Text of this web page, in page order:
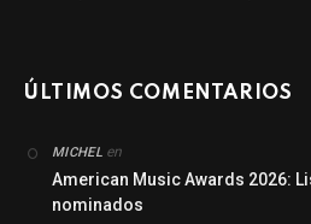
ÚLTIMOS COMENTARIOS
MICHEL en
American Music Awards 2026:
nominados